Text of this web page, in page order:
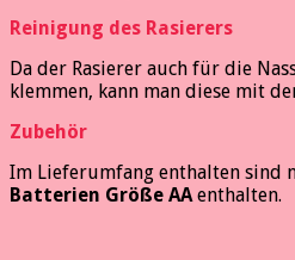
Reinigung des Rasierers
Da der Rasierer auch für die
klemmen, kann man diese mit
Zubehör
Im Lieferumfang enthalten sind
Batterien Größe AAenthalten.